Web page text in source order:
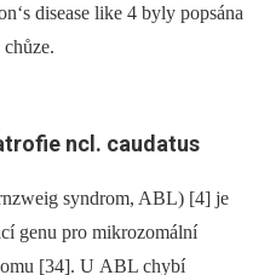
disease like 4 byly popsána
e ncl. caudatus
syndrom, ABL) [4] je
genu pro mikrozomální
[34]. U ABL chybí